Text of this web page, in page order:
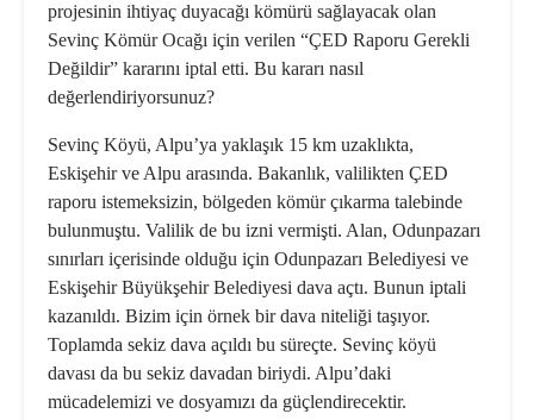
projesinin ihtiyaç duyacağı kömürü sağlayacak olan
Sevinç Kömür Ocağı için verilen “ÇED Raporu Gerekli
Değildir” kararını iptal etti. Bu kararı nasıl
değerlendiriyorsunuz?
Sevinç Köyü, Alpu’ya yaklaşık 15 km uzaklıkta,
Eskişehir ve Alpu arasında. Bakanlık, valilikten ÇED
raporu istemeksizin, bölgeden kömür çıkarma talebinde
bulunmuştu. Valilik de bu izni vermişti. Alan, Odunpazarı
sınırları içerisinde olduğu için Odunpazarı Belediyesi ve
Eskişehir Büyükşehir Belediyesi dava açtı. Bunun iptali
kazanıldı. Bizim için örnek bir dava niteliği taşıyor.
Toplamda sekiz dava açıldı bu süreçte. Sevinç köyü
davası da bu sekiz davadan biriydi. Alpu’daki
mücadelemizi ve dosyamızı da güçlendirecektir.